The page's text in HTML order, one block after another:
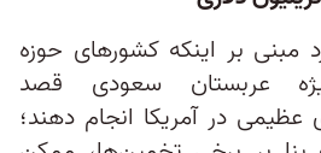
مبنی بر اینکه کشورهای حوزه
عربستان سعودی قصد
عظیمی در آمریکا انجام دهند؛